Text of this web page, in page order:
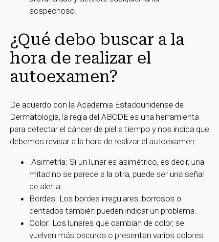
sospechoso.
¿Qué debo buscar a la
hora de realizar el
autoexamen?
De acuerdo con la Academia Estadounidense de
Dermatología, la regla del ABCDE es una herramienta
para detectar el cáncer de piel a tiempo y nos indica que
debemos revisar a la hora de realizar el autoexamen:
Asimetría: Si un lunar es asimétrico, es decir, una
mitad no se parece a la otra, puede ser una señal
de alerta.
Bordes: Los bordes irregulares, borrosos o
dentados también pueden indicar un problema.
Color: Los lunares que cambian de color, se
vuelven más oscuros o presentan varios colores